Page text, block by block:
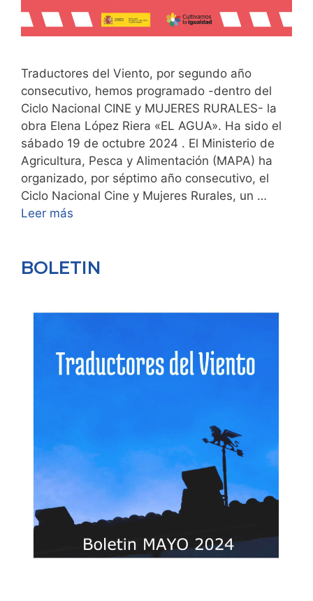
Traductores del Viento, por segundo año
consecutivo, hemos programado -dentro del
Ciclo Nacional CINE y MUJERES RURALES- la
obra Elena López Riera «EL AGUA». Ha sido el
sábado 19 de octubre 2024 . El Ministerio de
Agricultura, Pesca y Alimentación (MAPA) ha
organizado, por séptimo año consecutivo, el
Ciclo Nacional Cine y Mujeres Rurales, un …
Leer más
BOLETIN